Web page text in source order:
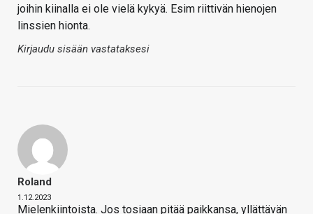
joihin kiinalla ei ole vielä kykyä. Esim riittivän hienojen
linssien hionta.
Kirjaudu sisään vastataksesi
Roland
1.12.2023
Mielenkiintoista. Jos tosiaan pitää paikkansa, yllättävän